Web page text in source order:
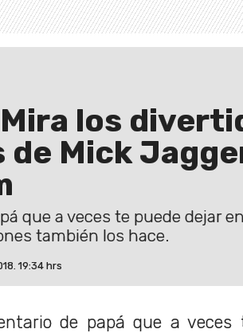
Mira los
Mick
que a veces te puede dejar
también los hace.
19:34 hrs
de papá que a veces